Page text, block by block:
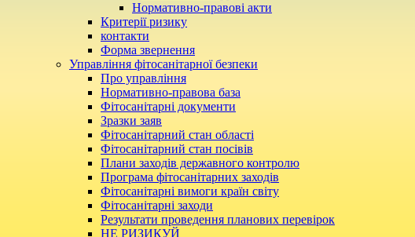
Нормативно-правові акти
Критерії ризику
контакти
Форма звернення
Управління фітосанітарної безпеки
Про управління
Нормативно-правова база
Фітосанітарні документи
Зразки заяв
Фітосанітарний стан області
Фітосанітарний стан посівів
Плани заходів державного контролю
Програма фітосанітарних заходів
Фітосанітарні вимоги країн світу
Фітосанітарні заходи
Результати проведення планових перевірок
НЕ РИЗИКУЙ